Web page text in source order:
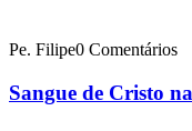
Pe. Filipe0 Comentários
Sangue de Cristo